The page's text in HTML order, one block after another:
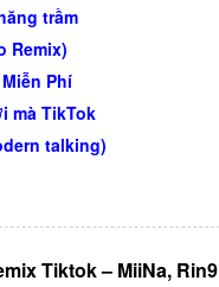
trầm
Remix)
Phí
mà TikTok
talking)
Tiktok – MiiNa, Rin9